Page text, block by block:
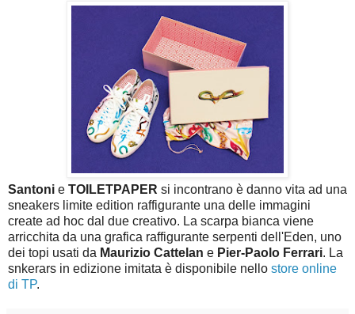
Santoni e TOILETPAPER si incontrano è danno vita ad una
sneakers limite edition raffigurante una delle immagini
create ad hoc dal due creativo. La scarpa bianca viene
arricchita da una grafica raffigurante serpenti dell'Eden, uno
dei topi usati da Maurizio Cattelan e Pier-Paolo Ferrari. La
snkerars in edizione imitata è disponibile nello store online
di TP.